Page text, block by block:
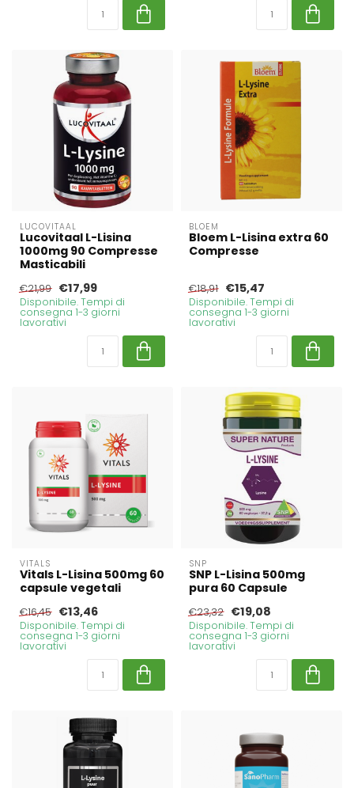
LUCOVITAAL
Lucovitaal L-Lisina
1000mg 90 Compresse
Masticabili
€21,99 €17,99
Disponibile. Tempi di
consegna 1-3 giorni
lavorativi
BLOEM
Bloem L-Lisina extra 60
Compresse
€18,91 €15,47
Disponibile. Tempi di
consegna 1-3 giorni
lavorativi
VITALS
Vitals L-Lisina 500mg 60
capsule vegetali
€16,45 €13,46
Disponibile. Tempi di
consegna 1-3 giorni
lavorativi
SNP
SNP L-Lisina 500mg
pura 60 Capsule
€23,32 €19,08
Disponibile. Tempi di
consegna 1-3 giorni
lavorativi